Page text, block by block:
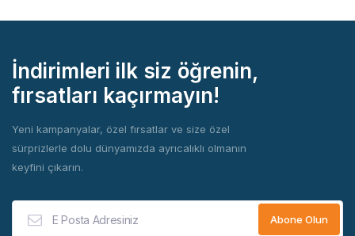
İndirimleri ilk siz öğrenin,
fırsatları kaçırmayın!
Yeni kampanyalar, özel fırsatlar ve size özel
sürprizlerle dolu dünyamızda ayrıcalıklı olmanın
keyfini çıkarın.